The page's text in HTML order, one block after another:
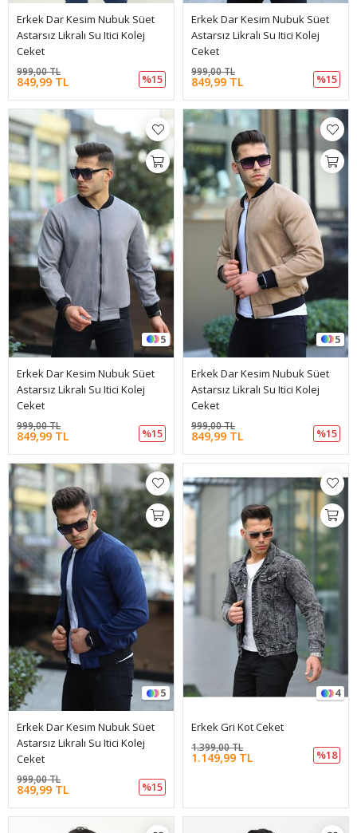
Erkek Dar Kesim Nubuk Süet
Astarsız Likralı Su Itici Kolej
Ceket
849,99 TL
999,00 TL
%15
Erkek Dar Kesim Nubuk Süet
Astarsız Likralı Su Itici Kolej
Ceket
849,99 TL
999,00 TL
%15
5
Erkek Dar Kesim Nubuk Süet
Astarsız Likralı Su Itici Kolej
Ceket
849,99 TL
999,00 TL
%15
5
Erkek Dar Kesim Nubuk Süet
Astarsız Likralı Su Itici Kolej
Ceket
849,99 TL
999,00 TL
%15
5
Erkek Dar Kesim Nubuk Süet
Astarsız Likralı Su Itici Kolej
Ceket
849,99 TL
999,00 TL
%15
4
Erkek Gri Kot Ceket
1.149,99 TL
1.399,00 TL
%18